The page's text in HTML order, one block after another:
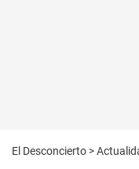
El Desconcierto >